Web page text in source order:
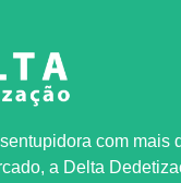
com mais
a Delta